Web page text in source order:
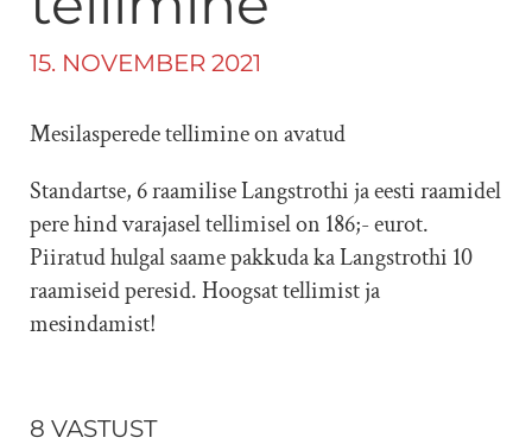
15. NOVEMBER 2021
Mesilasperede tellimine on avatud
Standartse, 6 raamilise Langstrothi ja eesti raamidel
pere hind varajasel tellimisel on 186;- eurot.
Piiratud hulgal saame pakkuda ka Langstrothi 10
raamiseid peresid. Hoogsat tellimist ja
mesindamist!
8 VASTUST